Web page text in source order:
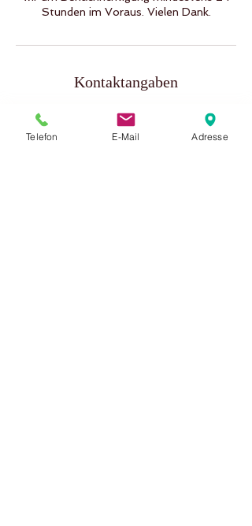
Stunden im Voraus. Vielen Dank.
Kontaktangaben
Bieberer Str. 139, 63071 Offenbach am
Main, Deutschland
06987201935
Telefon E-Mail Adresse